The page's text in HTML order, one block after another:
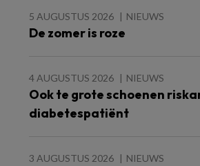
5 AUGUSTUS 2026 NIEUWS
De zomer is roze
4 AUGUSTUS 2026 NIEUWS
Ook te grote schoenen
diabetespatiënt
3 AUGUSTUS 2026 NIEUWS